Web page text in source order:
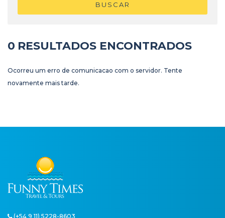
BUSCAR
0 RESULTADOS ENCONTRADOS
Ocorreu um erro de comunicacao com o servidor. Tente
novamente mais tarde.
(+54 9 11) 5228-8603